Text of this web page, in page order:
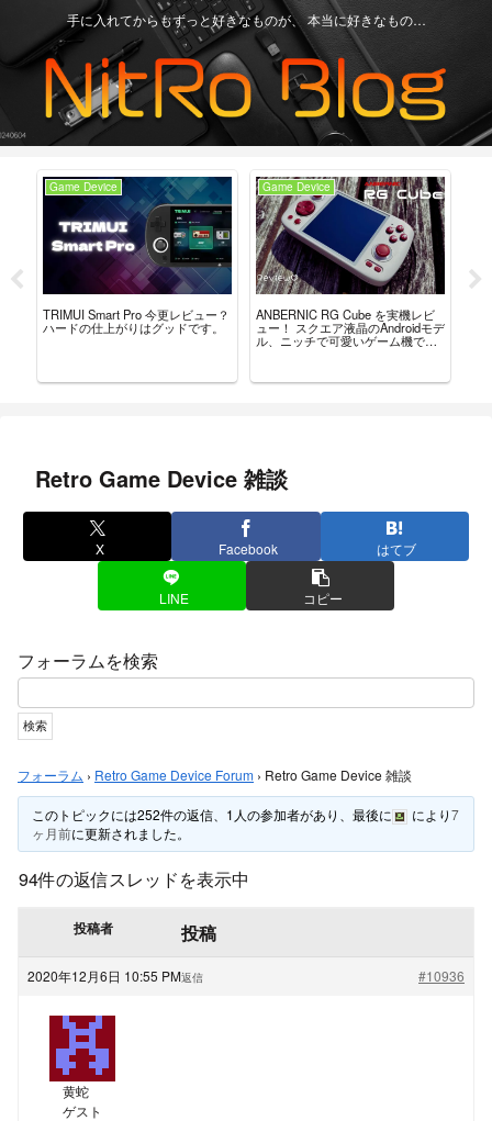
手に入れてからもずっと好きなものが、 本当に好きなもの…
Game Device
TRIMUI Smart Pro 今更レビュー？
ハードの仕上がりはグッドです。
Game Device
ANBERNIC RG Cube を実機レビ
ュー！ スクエア液晶のAndroidモデ
ル、ニッチで可愛いゲーム機で
Retro Game Device 雑談
X Facebook はてブ
LINE コピー
フォーラムを検索
フォーラム › Retro Game Device Forum › Retro Game Device 雑談
このトピックには252件の返信、1人の参加者があり、最後に により7
ヶ月前に更新されました。
94件の返信スレッドを表示中
投稿者 投稿
2020年12月6日 10:55 PM #10936
返信
黄蛇
ゲスト